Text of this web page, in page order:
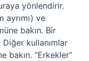
yönlendirir.
ayrımı) ve
bakın. Bir
kullanımlar
bakın. “Erkekler”